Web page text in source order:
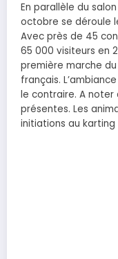
En parallèle du
octobre se déroule
Avec près de 45
65 000 visiteurs en
première marche
français.
le contraire. A
présentes. Les
initiations au